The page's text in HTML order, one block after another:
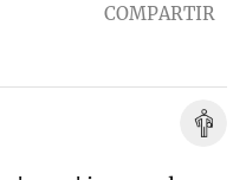
COMPARTIR